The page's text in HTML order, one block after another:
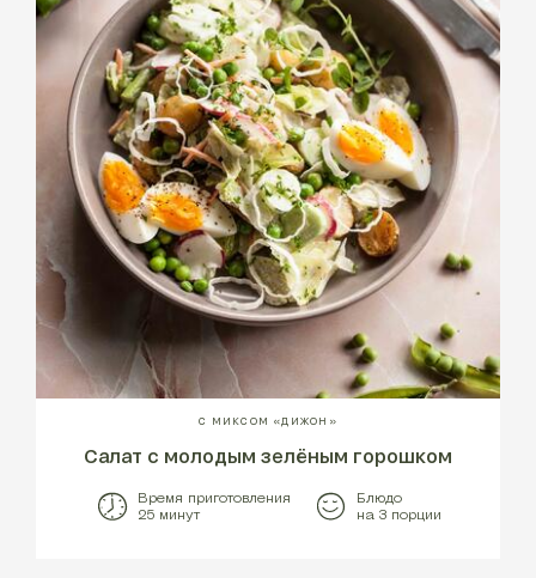
С МИКСОМ «ДИЖОН»
Салат с молодым зелёным горошком
Время приготовления
25 минут
Блюдо
на 3 порции